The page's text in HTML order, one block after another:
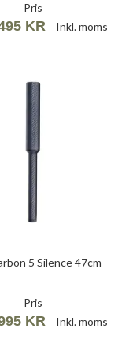
Pris
KR Inkl. moms
5 Silence 47cm
Pris
KR Inkl. moms